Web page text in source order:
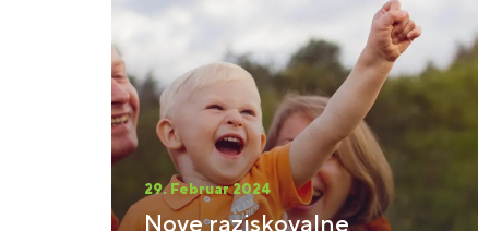
29. Februar 2024
Nove raziskovalne